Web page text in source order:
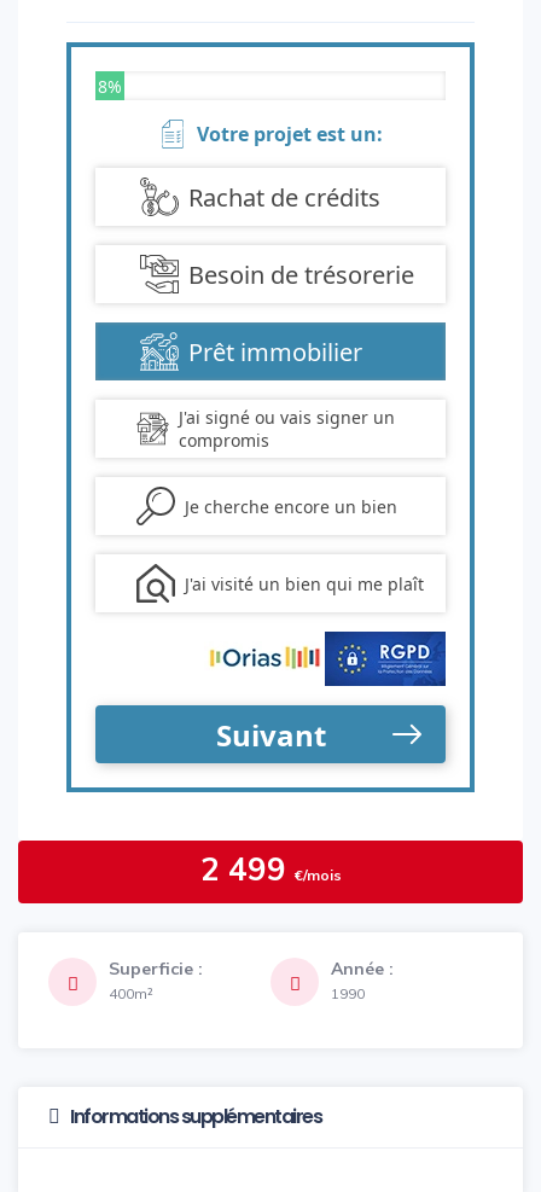
2 499 €/mois
Superficie :
400m²
Année :
1990
Informations supplémentaires